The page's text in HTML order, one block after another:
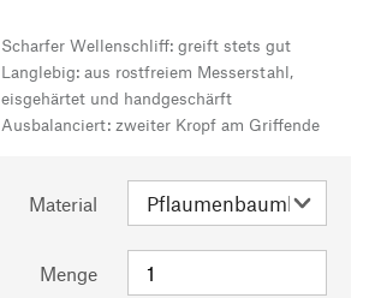
Scharfer Wellenschliff: greift stets gut
Langlebig: aus rostfreiem Messerstahl,
eisgehärtet und handgeschärft
Ausbalanciert: zweiter Kropf am Griffende
Material
Menge